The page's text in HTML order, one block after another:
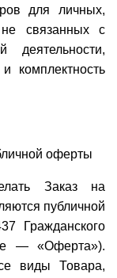
для личных,
связанных с
деятельности,
комплектность
оферты
Заказ на
публичной
Гражданского
— «Оферта»).
виды Товара,